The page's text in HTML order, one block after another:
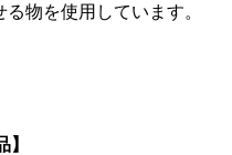
物を使用しています。